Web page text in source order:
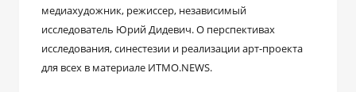
медиахудожник, режиссер, независимый
исследователь Юрий Дидевич. О перспективах
исследования, синестезии и реализации арт-проекта
для всех в материале ИТМО.NEWS.